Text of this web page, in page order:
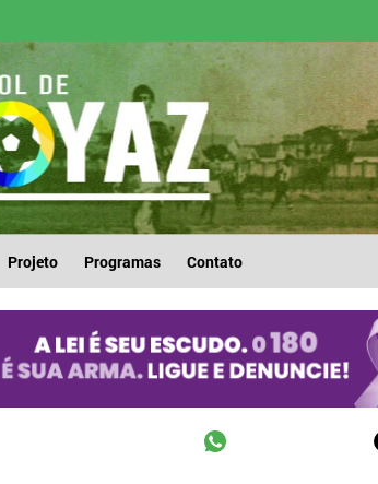
Projeto Programas Contato